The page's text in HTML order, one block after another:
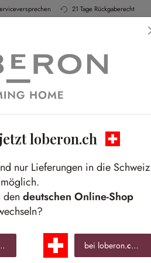
21 Tage Rückgaberecht
Bad
loberon.ch
nur Lieferungen in die Schweiz
möglich.
deutschen Online-Shop
bei loberon.ch